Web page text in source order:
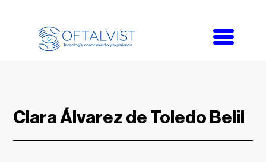
Toggle
Clara Álvarez de Toledo Belil